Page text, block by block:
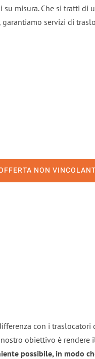
misura. Che si tratti di
garantiamo servizi di
NON
con i
obiettivo è rendere
possibile, in modo